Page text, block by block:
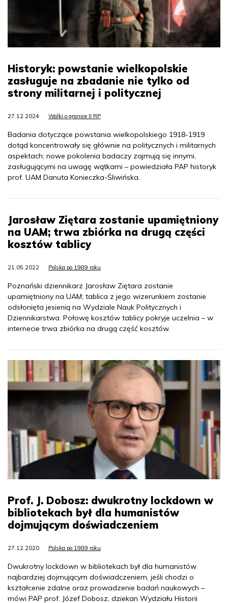
Historyk: powstanie wielkopolskie
zasługuje na zbadanie nie tylko od
strony militarnej i politycznej
27.12.2024 Walki o granice II RP
Badania dotyczące powstania wielkopolskiego 1918-1919
dotąd koncentrowały się głównie na politycznych i militarnych
aspektach; nowe pokolenia badaczy zajmują się innymi,
zasługującymi na uwagę wątkami – powiedziała PAP historyk
prof. UAM Danuta Konieczka-Śliwińska.
Jarosław Ziętara zostanie upamiętniony
na UAM; trwa zbiórka na drugą części
kosztów tablicy
21.05.2022 Polska po 1989 roku
Poznański dziennikarz Jarosław Ziętara zostanie
upamiętniony na UAM; tablica z jego wizerunkiem zostanie
odsłonięta jesienią na Wydziale Nauk Politycznych i
Dziennikarstwa. Połowę kosztów tablicy pokryje uczelnia – w
internecie trwa zbiórka na drugą część kosztów.
Prof. J. Dobosz: dwukrotny lockdown w
bibliotekach był dla humanistów
dojmującym doświadczeniem
27.12.2020 Polska po 1989 roku
Dwukrotny lockdown w bibliotekach był dla humanistów
najbardziej dojmującym doświadczeniem, jeśli chodzi o
kształcenie zdalne oraz prowadzenie badań naukowych –
mówi PAP prof. Józef Dobosz, dziekan Wydziału Historii